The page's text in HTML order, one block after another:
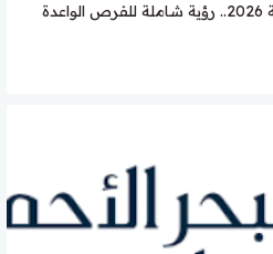
مستقبل الاستثمار في السعودية 2026.. رؤية شاملة للفرص الواعدة